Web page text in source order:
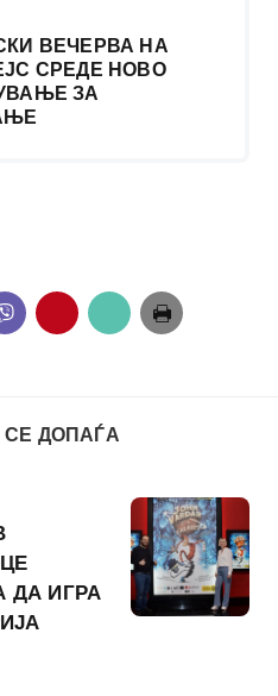
ВЕЧЕРВА НА
СРЕДЕ НОВО
ЗА
ДОПАЃА
ДА ИГРА